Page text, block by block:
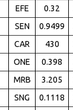
EFE 0.32
SEN 0.9499
CAR 430
ONE 0.398
MRB 3.205
SNG 0.1118